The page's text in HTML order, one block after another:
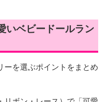
いベビードールラン
ーを選ぶポイントをまとめ